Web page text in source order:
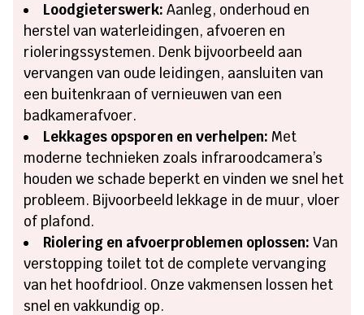
Loodgieterswerk: Aanleg, onderhoud en
herstel van waterleidingen, afvoeren en
rioleringssystemen. Denk bijvoorbeeld aan
vervangen van oude leidingen, aansluiten van
een buitenkraan of vernieuwen van een
badkamerafvoer.
Lekkages opsporen en verhelpen: Met
moderne technieken zoals infraroodcamera’s
houden we schade beperkt en vinden we snel het
probleem. Bijvoorbeeld lekkage in de muur, vloer
of plafond.
Riolering en afvoerproblemen oplossen: Van
verstopping toilet tot de complete vervanging
van het hoofdriool. Onze vakmensen lossen het
snel en vakkundig op.